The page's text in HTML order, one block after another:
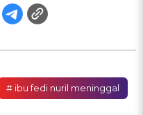
# ibu fedi nuril meninggal